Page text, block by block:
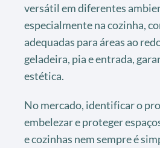
versátil em diferentes
especialmente na cozinha,
adequadas para áreas ao
geladeira, pia e entrada,
estética.
No mercado, identificar o
embelezar e proteger
e cozinhas nem sempre é